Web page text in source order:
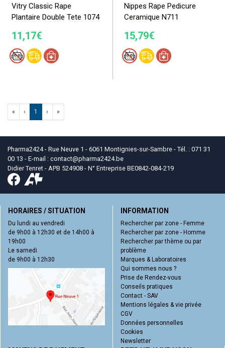
Vitry Classic Rape
Plantaire Double Tete 1074
11,17€
Nippes Rape Pedicure
Ceramique N711
15,79€
« ‹ 1 › »
Pharma2424 - Rue Neuve 1 - 6061 Montignies-sur-Sambre - Tél. : 071 31
00 13 - E-mail : contact@pharma2424.be
Didier Tenret - APB 524908 - N° Entreprise BE0842-084-219
HORAIRES / SITUATION
Du lundi au vendredi
de 9h00 à 12h30 et de 14h00 à
19h00
Le samedi
de 9h00 à 12h30
INFORMATION
Rechercher par zone - Femme
Rechercher par zone - Homme
Rechercher par thème ou par
problème
Marques & Laboratoires
Qui sommes nous ?
Prise de Rendez-vous
Conseils pratiques
Contact - SAV
Mentions légales & vie privée
CGV
Données personnelles
Cookies
Newsletter